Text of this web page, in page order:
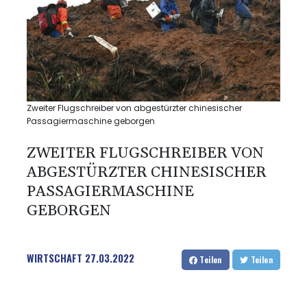
Zweiter Flugschreiber von abgestürzter chinesischer
Passagiermaschine geborgen
ZWEITER FLUGSCHREIBER VON
ABGESTÜRZTER CHINESISCHER
PASSAGIERMASCHINE
GEBORGEN
WIRTSCHAFT 27.03.2022 Teilen Teilen